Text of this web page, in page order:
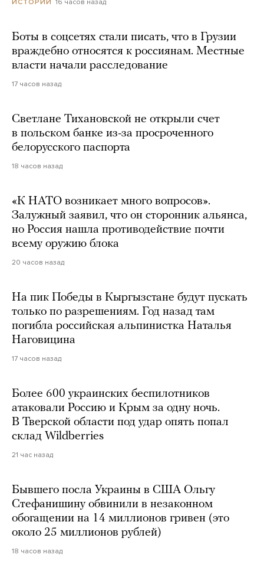
ИСТОРИИ
Боты в соцсетях стали писать, что в Грузии
враждебно относятся к россиянам. Местные
власти начали расследование
17 часов назад
Светлане Тихановской не открыли счет
в польском банке из-за просроченного
белорусского паспорта
18 часов назад
«К НАТО возникает много вопросов».
Залужный заявил, что он сторонник альянса,
но Россия нашла противодействие почти
всему оружию блока
20 часов назад
На пик Победы в Кыргызстане будут пускать
только по разрешениям. Год назад там
погибла российская альпинистка Наталья
Наговицина
17 часов назад
Более 600 украинских беспилотников
атаковали Россию и Крым за одну ночь.
В Тверской области под удар опять попал
склад Wildberries
21 час назад
Бывшего посла Украины в США Ольгу
Стефанишину обвинили в незаконном
обогащении на 14 миллионов гривен (это
около 25 миллионов рублей)
18 часов назад